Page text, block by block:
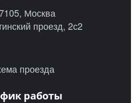
Москва
проезд, 2с2
проезда
работы